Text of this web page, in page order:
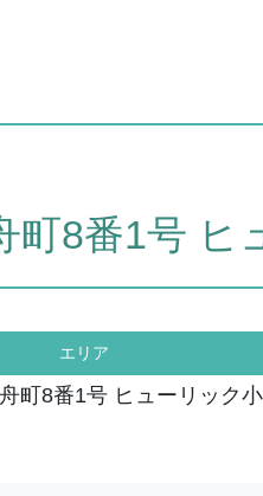
町8番1号
エリア
町8番1号 ヒューリック